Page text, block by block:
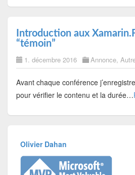
Introduction aux
“témoin”
1. décembre 2016 Annonce,
Avant chaque conférence
pour vérifier le contenu et la durée…
Olivier Dahan